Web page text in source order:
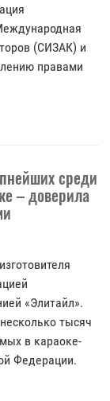
(СИЗАК) и
правами
среди
– доверила
«Элитайл».
тысяч
в караоке-
Федерации.